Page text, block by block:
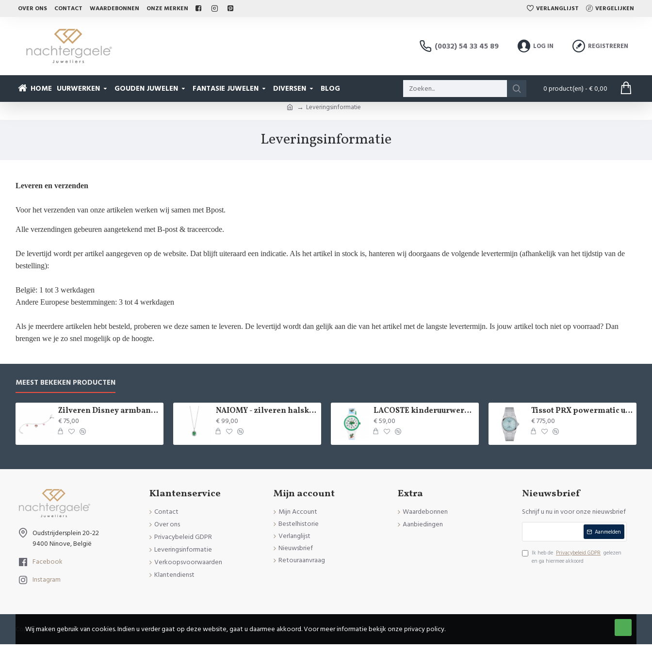
OVER ONS CONTACT WAARDEBONNEN ONZE MERKEN VERLANGLIJST VERGELIJKEN
(0032) 54 33 45 89 LOG IN REGISTREREN
HOME UURWERKEN GOUDEN JUWELEN FANTASIE JUWELEN DIVERSEN BLOG 0 product(en) - € 0,00
Leveringsinformatie
Leveringsinformatie
Leveren en verzenden
Voor het verzenden van onze artikelen werken wij samen met Bpost.
Alle verzendingen gebeuren aangetekend met B-post & traceercode.
De levertijd wordt per artikel aangegeven op de website. Dat blijft uiteraard een indicatie. Als het artikel in stock is, hanteren wij doorgaans de volgende levertermijn (afhankelijk van het tijdstip van de
bestelling):
België: 1 tot 3 werkdagen
Andere Europese bestemmingen: 3 tot 4 werkdagen
Als je meerdere artikelen hebt besteld, proberen we deze samen te leveren. De levertijd wordt dan gelijk aan die van het artikel met de langste levertermijn. Is jouw artikel toch niet op voorraad? Dan
brengen we je zo snel mogelijk op de hoogte.
MEEST BEKEKEN PRODUCTEN
Zilveren Disney armband Minnie Mouse - 9084
€ 75,00
NAIOMY - zilveren halsketting met zirconium - 37715
€ 99,00
LACOSTE kinderuurwerk - 2529
€ 59,00
Tissot PRX powermatic uurwerk - 15020
€ 775,00
Oudstrijdersplein 20-22
9400 Ninove, België
Facebook
Instagram
Klantenservice
Contact
Over ons
Privacybeleid GDPR
Leveringsinformatie
Verkoopsvoorwaarden
Klantendienst
Mijn account
Mijn Account
Bestelhistorie
Verlanglijst
Nieuwsbrief
Retouraanvraag
Extra
Waardebonnen
Aanbiedingen
Nieuwsbrief
Schrijf u nu in voor onze nieuwsbrief
Aanmelden
Ik heb de Privacybeleid GDPR gelezen
en ga hiermee akkoord
Copyright © 2020, Juweliers Nachtergaele, Alle Rechten Voorbehouden
Wij maken gebruik van cookies. Indien u verder gaat op deze website, gaat u daarmee akkoord. Voor meer informatie bekijk onze privacy policy.